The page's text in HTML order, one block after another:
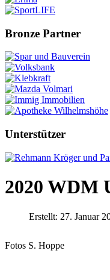
Bronze Partner
Unterstützer
2020 WDM
Erstellt: 27. Januar
Fotos S. Hoppe